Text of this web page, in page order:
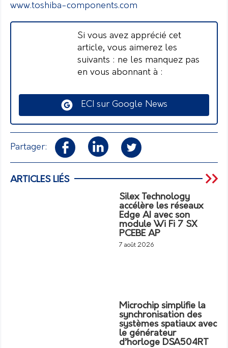
www.toshiba-components.com
Si vous avez apprécié cet
article, vous aimerez les
suivants : ne les manquez pas
en vous abonnant à :
ECI sur Google News
Partager:
ARTICLES LIÉS
Silex Technology
accélère les réseaux
Edge AI avec son
module Wi Fi 7 SX
PCEBE AP
7 août 2026
Microchip simplifie la
synchronisation des
systèmes spatiaux avec
le générateur
d’horloge DSA504RT